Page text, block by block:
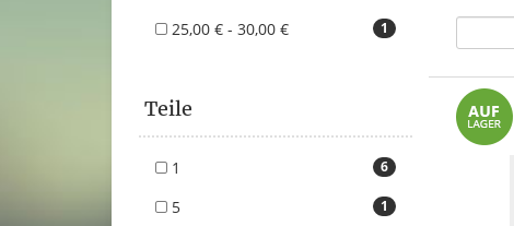
1
25,00 € - 30,00 €
Teile
6
1
1
5